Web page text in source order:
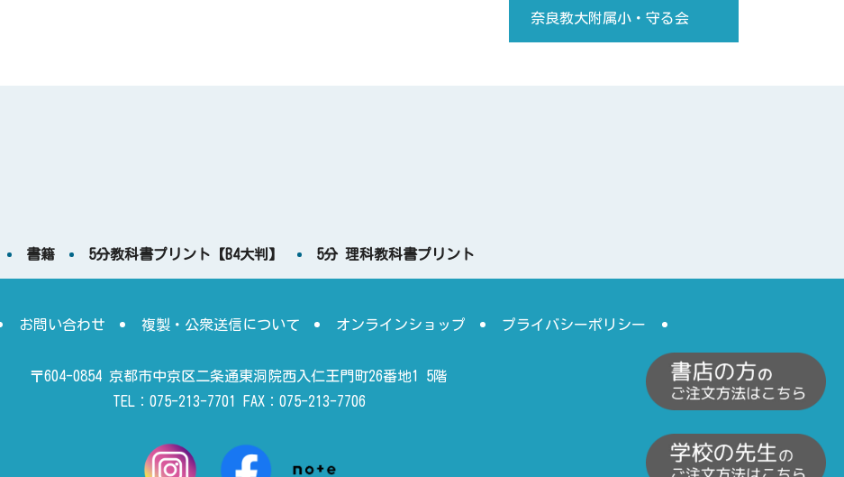
奈良教大附属小・守る会
書籍 5分教科書プリント【B4大判】 5分 理科教科書プリント
お問い合わせ 複製・公衆送信について オンラインショップ プライバシーポリシー
〒604-0854 京都市中京区二条通東洞院西入仁王門町26番地1 5階
TEL：075-213-7701 FAX：075-213-7706